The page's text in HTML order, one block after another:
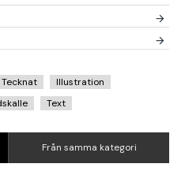
Tecknat
Illustration
Text
Från samma kategori